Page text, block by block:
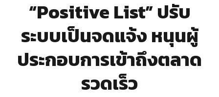
“Positive List” ปรับ
ระบบเป็นจดแจ้ง หนุนผู้
ประกอบการเข้าถึงตลาด
รวดเร็ว